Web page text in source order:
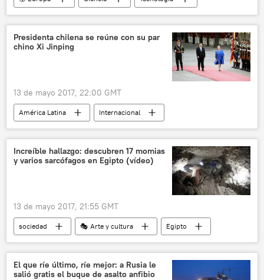
Internacional
Rusia
América del Norte
WannaCry
seguridad informática
seguridad cibernética
Presidenta chilena se reúne con su par
chino Xi Jinping
13 de mayo 2017, 22:00 GMT
América Latina
Internacional
política
China
Chile
Xi Jinping
Michelle Bachelet
🌏 Asia
noticias
Increíble hallazgo: descubren 17 momias
y varios sarcófagos en Egipto (vídeo)
13 de mayo 2017, 21:55 GMT
sociedad 🎭 Arte y cultura
Egipto
arqueología
momia noticias
El que ríe último, ríe mejor: a Rusia le
salió gratis el buque de asalto anfibio